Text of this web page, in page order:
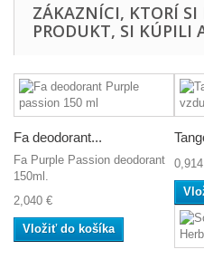
ZÁKAZNÍCI, KTORÍ
PRODUKT, SI KÚPILI
Fa deodorant...
Fa Purple Passion deodorant
150ml.
2,040 €
Vložiť do košíka